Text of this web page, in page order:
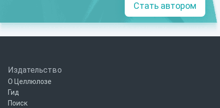
Стать автором
Издательство
О Целлюлозе
Гид
Поиск